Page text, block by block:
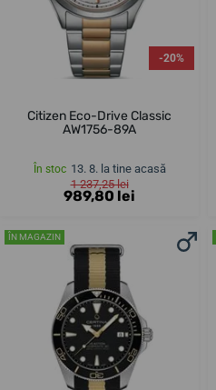
-20%
Citizen Eco-Drive Classic
AW1756-89A
În stoc 13. 8. la tine acasă
1 237,25 lei
989,80 lei
ÎN MAGAZIN